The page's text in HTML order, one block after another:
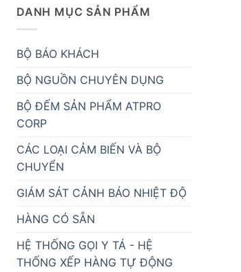
DANH MỤC SẢN PHẨM
BỘ BÁO KHÁCH
BỘ NGUỒN CHUYÊN DỤNG
BỘ ĐẾM SẢN PHẨM ATPRO
CORP
CÁC LOẠI CẢM BIẾN VÀ BỘ
CHUYỂN
GIÁM SÁT CẢNH BÁO NHIỆT ĐỘ
HÀNG CÓ SẴN
HỆ THỐNG GỌI Y TÁ - HỆ
THỐNG XẾP HÀNG TỰ ĐỘNG